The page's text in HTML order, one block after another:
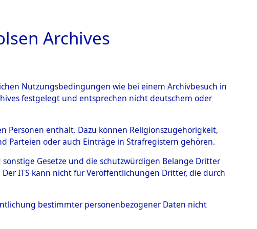
BILD
→0003 (84603419)
Archives
Nutzungsbedingungen wie bei einem Archivbesuch in
festgelegt und entsprechen nicht deutschem oder
Personen enthält. Dazu können Religionszugehörigkeit,
Parteien oder auch Einträge in Strafregistern gehören.
Gesetze und die schutzwürdigen Belange Dritter
ITS kann nicht für Veröffentlichungen Dritter, die durch
bestimmter personenbezogener Daten nicht